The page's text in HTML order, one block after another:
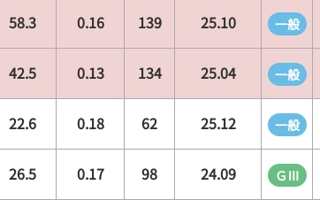
58.3 0.16 139 25.10 一般
42.5 0.13 134 25.04 一般
22.6 0.18 62 25.12 一般
26.5 0.17 98 24.09 ＧⅢ